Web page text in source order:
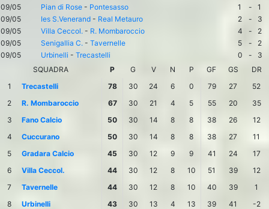
09/05
Pian di Rose - Pontesasso 1 -
1
09/05
Ies S.Venerand - Real Metauro 2 -
3
09/05
Villa Ceccol. - R. Mombaroccio 4 -
2
09/05
Senigallia C. - Tavernelle 5 -
2
09/05
Urbinelli - Trecastelli 0 -
3
SQUADRA
P G V N P GF GS
DR
1
Trecastelli 78 30 24 6 0 79 27
52
2
R. Mombaroccio 67 30 21 4 5 55 20
35
3
Fano Calcio 50 30 14 8 8 38 26
12
4
Cuccurano 50 30 14 8 8 38 27
11
5
Gradara Calcio 45 30 12 9 9 41 24
17
6
Villa Ceccol. 44 30 12 8 10 51 39
12
7
Tavernelle 44 30 12 8 10 40 39
1
8
Urbinelli 43 30 13 4 13 39 41
-2